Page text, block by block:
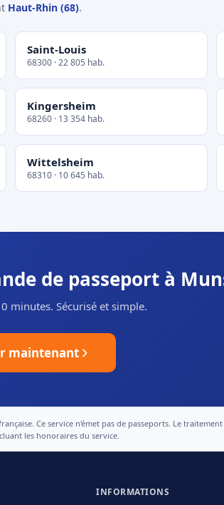
Haut-Rhin (68).
Saint-Louis
68300 · 22 805 hab.
Kingersheim
68260 · 13 354 hab.
Wittelsheim
68310 · 10 645 hab.
de passeport à
minutes. Sécurisé et simple.
maintenant
Ce service n'émet pas de passeports. Le
les honoraires du service.
INFORMATIONS